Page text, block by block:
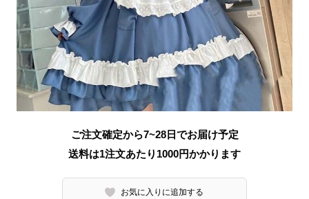
ご注文確定から7~28日でお届け予定
送料は1注文あたり 1000円かかります
お気に入りに追加する